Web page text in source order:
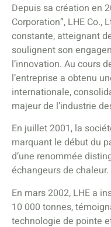
Depuis sa création en
Corporation”, LHE Co.,
constante, atteignant
soulignent son
l’innovation. Au cours
l’entreprise a obtenu
internationale,
majeur de l’industrie
En juillet 2001, la
marquant le début du
d’une renommée
échangeurs de chaleur.
En mars 2002, LHE a
10 000 tonnes,
technologie de pointe